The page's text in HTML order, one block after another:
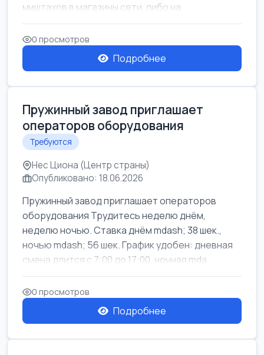
миштахов в магазины сети, либо на...
0 просмотров
Подробнее
Пружинный завод приглашает
операторов оборудования
Требуются
Нес Циона (Центр страны)
Опубликовано: 18.06.2026
Пружинный завод приглашает операторов
оборудования Трудитесь неделю днём,
неделю ночью. Ставка днём mdash; 38 шек.,
ночью mdash; 56 шек. График удобен: дневная
смена длится с 7:00 до 17:00, ночная mda...
0 просмотров
Подробнее